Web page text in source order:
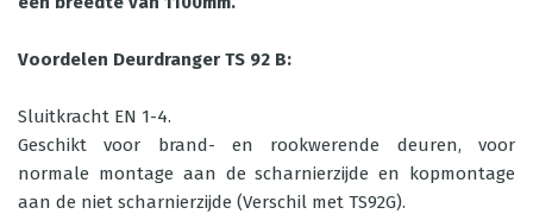
Voordelen Deurdranger TS 92 B:
Sluitkracht EN 1-4.
Geschikt voor brand- en rookwerende deuren, voor
normale montage aan de scharnierzijde en kopmontage
aan de niet scharnierzijde (Verschil met TS92G).